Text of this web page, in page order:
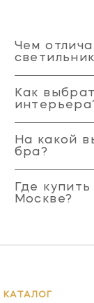
Чем
Как
На какой
бра?
Где
Москве?
КАТАЛОГ